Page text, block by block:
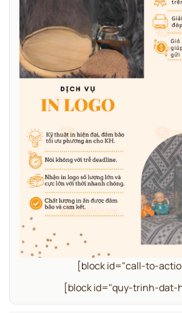
[block id="call-to-
[block id="quy-trinh-dat-